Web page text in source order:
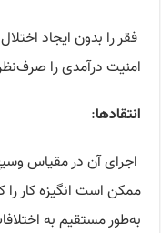
فقر را بدون ایجاد
امنیت درآمدی را
انتقادها:
اجرای آن در مقیاس
ممکن است انگیزه کار
به‌طور مستقیم به